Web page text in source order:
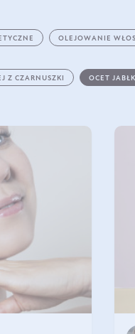
OLEJOWANIE
Z CZARNUSZKI OCET